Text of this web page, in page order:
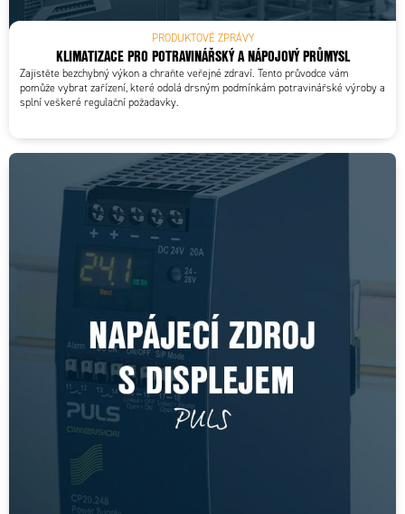
PRODUKTOVÉ ZPRÁVY
KLIMATIZACE PRO POTRAVINÁŘSKÝ A NÁPOJOVÝ PRŮMYSL
Zajistěte bezchybný výkon a chraňte veřejné zdraví. Tento průvodce vám
pomůže vybrat zařízení, které odolá drsným podmínkám potravinářské výroby a
splní veškeré regulační požadavky.